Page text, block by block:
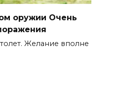
оружии Очень
Желание вполне